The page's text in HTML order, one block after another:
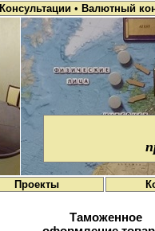
Консультации • Валютный
Проекты
Таможенное